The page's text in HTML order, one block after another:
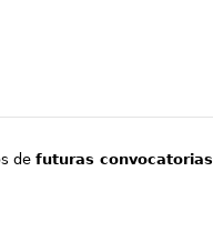
defuturas convocatorias